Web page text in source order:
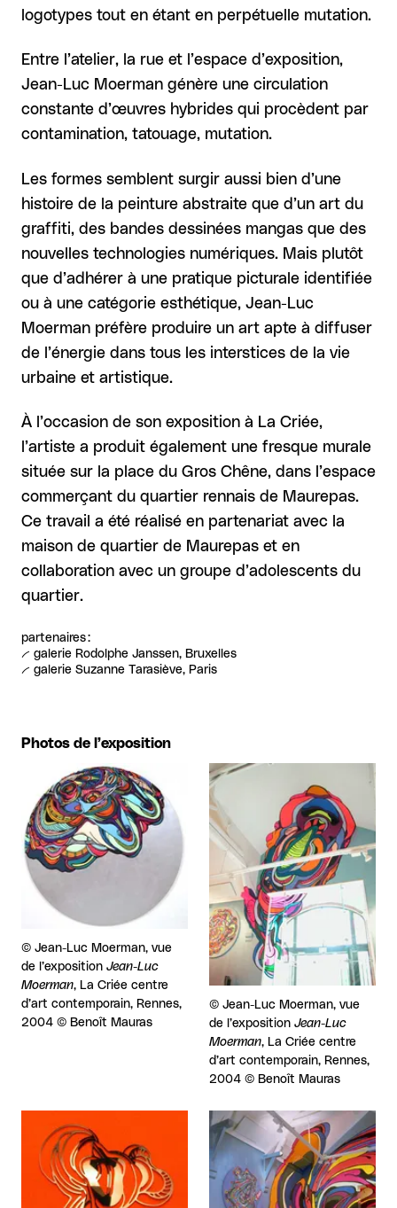
logotypes tout en étant en perpétuelle mutation.
Entre l’atelier, la rue et l’espace d’exposition,
Jean-Luc Moerman génère une circulation
constante d’œuvres hybrides qui procèdent par
contamination, tatouage, mutation.
Les formes semblent surgir aussi bien d’une
histoire de la peinture abstraite que d’un art du
graffiti, des bandes dessinées mangas que des
nouvelles technologies numériques. Mais plutôt
que d’adhérer à une pratique picturale identifiée
ou à une catégorie esthétique, Jean-Luc
Moerman préfère produire un art apte à diffuser
de l’énergie dans tous les interstices de la vie
urbaine et artistique.
À l’occasion de son exposition à La Criée,
l’artiste a produit également une fresque murale
située sur la place du Gros Chêne, dans l’espace
commerçant du quartier rennais de Maurepas.
Ce travail a été réalisé en partenariat avec la
maison de quartier de Maurepas et en
collaboration avec un groupe d’adolescents du
quartier.
partenaires :
-- galerie Rodolphe Janssen, Bruxelles
-- galerie Suzanne Tarasiève, Paris
Photos de l’exposition
Agrandir
Droits réservés :
© Jean-Luc Moerman, vue
de l’exposition Jean-Luc
Moerman, La Criée centre
d’art contemporain, Rennes,
2004 © Benoît Mauras
Agrandir
Droits réservés :
© Jean-Luc Moerman, vue
de l’exposition Jean-Luc
Moerman, La Criée centre
d’art contemporain, Rennes,
2004 © Benoît Mauras
Agrandir Agrandir